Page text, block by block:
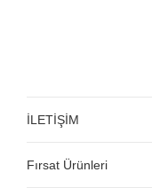
İLETİŞİM
Fırsat Ürünleri